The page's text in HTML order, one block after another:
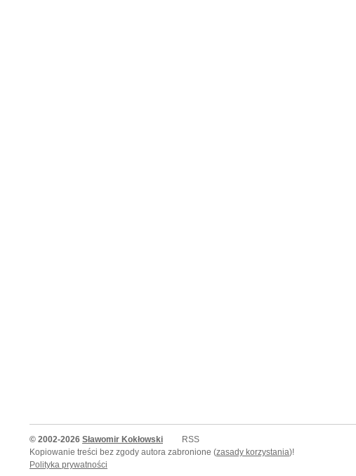
© 2002-2026 Sławomir Kokłowski
RSS
Kopiowanie treści bez zgody autora zabronione (zasady korzystania)!
Polityka prywatności